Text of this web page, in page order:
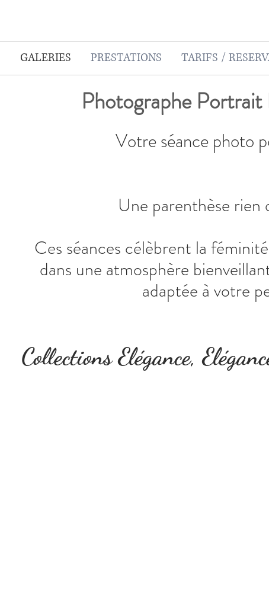
GALERIES PRESTATIONS TARIFS /
Photographe Portrait
Votre séance photo
Une parenthèse rien
Ces séances célèbrent la
dans une atmosphère
adaptée à votre
Collections Elégance,